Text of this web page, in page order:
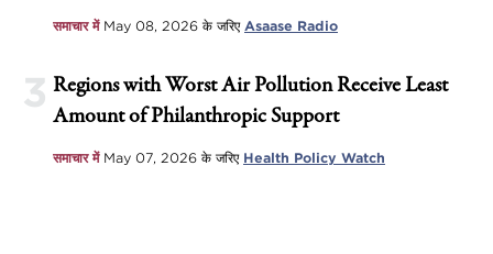
समाचार में May 08, 2026 के जरिए Asaase Radio
3 Regions with Worst Air Pollution Receive Least
Amount of Philanthropic Support
समाचार में May 07, 2026 के जरिए Health Policy Watch